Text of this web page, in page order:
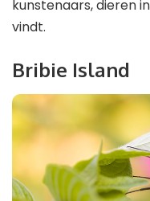
kunstenaars, dieren
vindt.
Bribie Island